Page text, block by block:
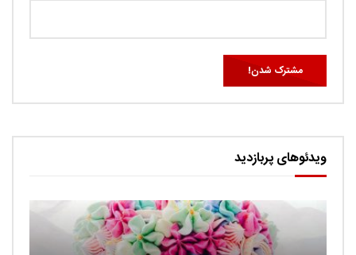
ویدئوهای پربازدید